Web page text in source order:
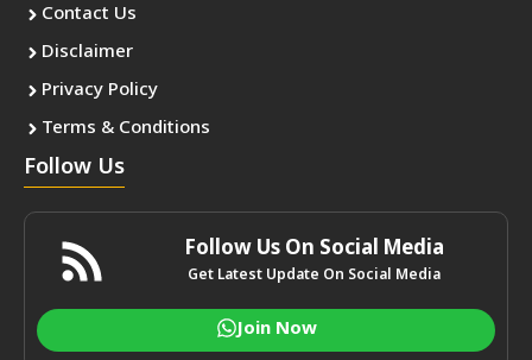
Contact Us
Disclaimer
Privacy Policy
Terms & Conditions
Follow Us
Follow Us On Social Media
Get Latest Update On Social Media
Join Now